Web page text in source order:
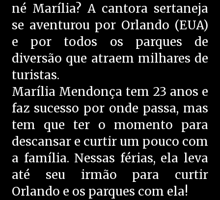
né Marília? A cantora sertaneja
se aventurou por Orlando (EUA)
e por todos os parques de
diversão que atraem milhares de
turistas.
Marília Mendonça tem 23 anos e
faz sucesso por onde passa, mas
tem que ter o momento para
descansar e curtir um pouco com
a família. Nessas férias, ela leva
até seu irmão para curtir
Orlando e os parques com ela!